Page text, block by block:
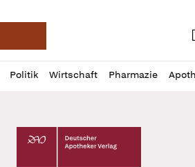
Deutsche Apotheker
Politik Wirtschaft Pharmazie
Profil
öffnen
Daz
Pur
Deutscher Apotheker Verlag Logo